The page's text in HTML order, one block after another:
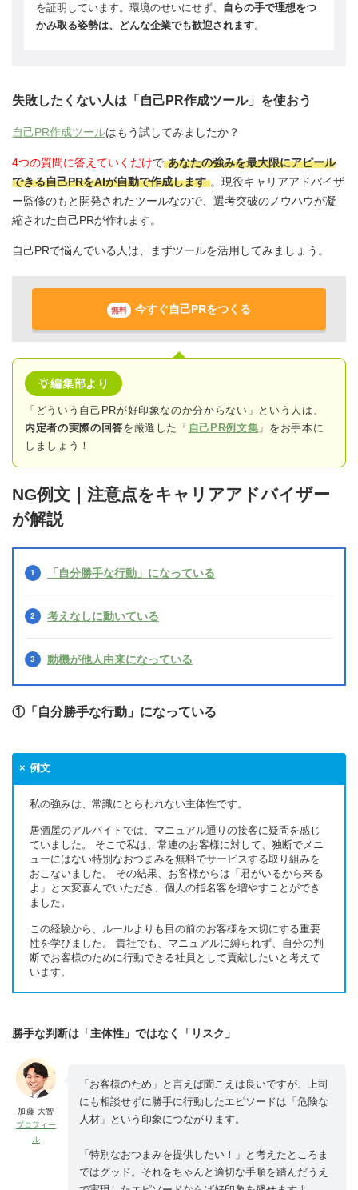
を証明しています。環境のせいにせず、 自らの手で理想をつ
かみ取る姿勢は、どんな企業でも歓迎されます。
失敗したくない人は「自己PR作成ツール」を使おう
自己PR作成ツールはもう試してみましたか？
4つの質問に答えていくだけで あなたの強みを最大限にアピール
できる自己PRをAIが自動で作成します 。現役キャリアアドバイザ
ー監修のもと開発されたツールなので、選考突破のノウハウが凝
縮された自己PRが作れます。
自己PRで悩んでいる人は、まずツールを活用してみましょう。
無料 今すぐ自己PRをつくる
編集部より
「どういう自己PRが好印象なのか分からない」という人は、
内定者の実際の回答を厳選した「 自己PR例文集 」をお手本に
しましょう！
NG例文｜注意点をキャリアアドバイザー
が解説
「自分勝手な行動」になっている
考えなしに動いている
動機が他人由来になっている
①「自分勝手な行動」になっている
例文
私の強みは、常識にとらわれない主体性です。
居酒屋のアルバイトでは、マニュアル通りの接客に疑問を感じ
ていました。 そこで私は、常連のお客様に対して、独断でメニ
ューにはない特別なおつまみを無料でサービスする取り組みを
おこないました。 その結果、お客様からは「君がいるから来る
よ」と大変喜んでいただき、個人の指名客を増やすことができ
ました。
この経験から、ルールよりも目の前のお客様を大切にする重要
性を学びました。 貴社でも、マニュアルに縛られず、自分の判
断でお客様のために行動できる社員として貢献したいと考えて
います。
勝手な判断は「主体性」ではなく「リスク」
加藤 大智
プロフィー
ル
「お客様のため」と言えば聞こえは良いですが、上司
にも相談せずに勝手に行動したエピソードは「危険な
人材」という印象につながります。
「特別なおつまみを提供したい！」と考えたところま
ではグッド。それをちゃんと適切な手順を踏んだうえ